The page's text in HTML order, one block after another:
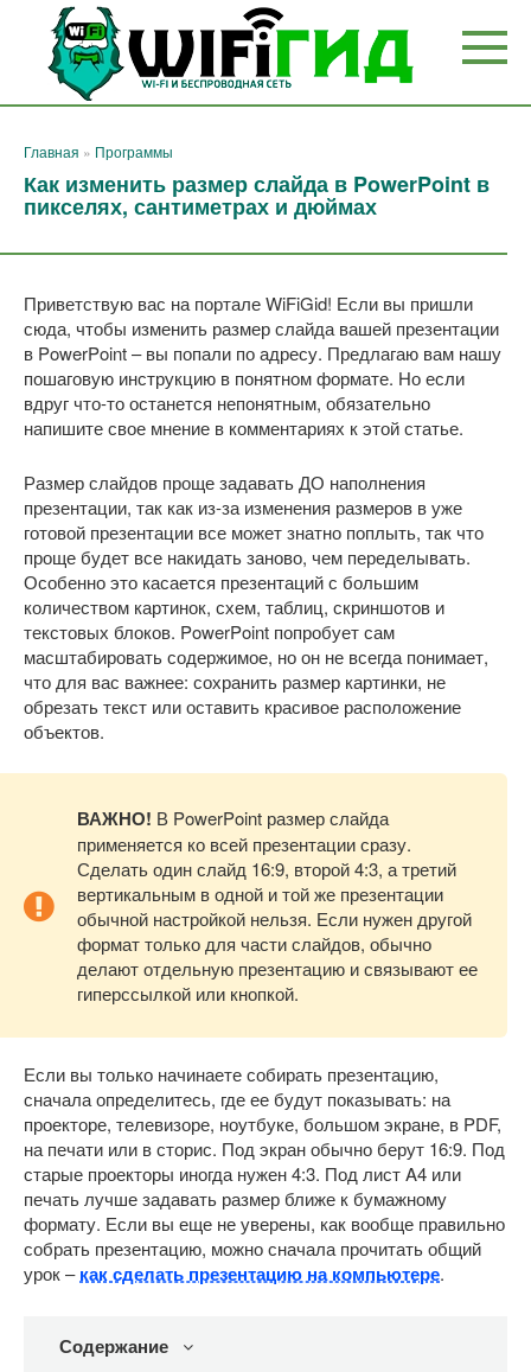
Перейти
контенту
Главная » Программы
Как изменить размер слайда в PowerPoint в
пикселях, сантиметрах и дюймах
Приветствую вас на портале WiFiGid! Если вы пришли
сюда, чтобы изменить размер слайда вашей презентации
в PowerPoint – вы попали по адресу. Предлагаю вам нашу
пошаговую инструкцию в понятном формате. Но если
вдруг что-то останется непонятным, обязательно
напишите свое мнение в комментариях к этой статье.
Размер слайдов проще задавать ДО наполнения
презентации, так как из-за изменения размеров в уже
готовой презентации все может знатно поплыть, так что
проще будет все накидать заново, чем переделывать.
Особенно это касается презентаций с большим
количеством картинок, схем, таблиц, скриншотов и
текстовых блоков. PowerPoint попробует сам
масштабировать содержимое, но он не всегда понимает,
что для вас важнее: сохранить размер картинки, не
обрезать текст или оставить красивое расположение
объектов.
ВАЖНО! В PowerPoint размер слайда
применяется ко всей презентации сразу.
Сделать один слайд 16:9, второй 4:3, а третий
вертикальным в одной и той же презентации
обычной настройкой нельзя. Если нужен другой
формат только для части слайдов, обычно
делают отдельную презентацию и связывают ее
гиперссылкой или кнопкой.
Если вы только начинаете собирать презентацию,
сначала определитесь, где ее будут показывать: на
проекторе, телевизоре, ноутбуке, большом экране, в PDF,
на печати или в сторис. Под экран обычно берут 16:9. Под
старые проекторы иногда нужен 4:3. Под лист A4 или
печать лучше задавать размер ближе к бумажному
формату. Если вы еще не уверены, как вообще правильно
собрать презентацию, можно сначала прочитать общий
урок –как сделать презентацию на компьютере.
Содержание